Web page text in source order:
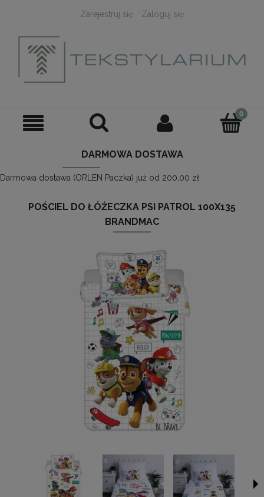
Zarejestruj się Zaloguj się
DARMOWA DOSTAWA
Darmowa dostawa (ORLEN Paczka) już od 200,00 zł.
POŚCIEL DO ŁÓŻECZKA PSI PATROL 100X135
BRANDMAC